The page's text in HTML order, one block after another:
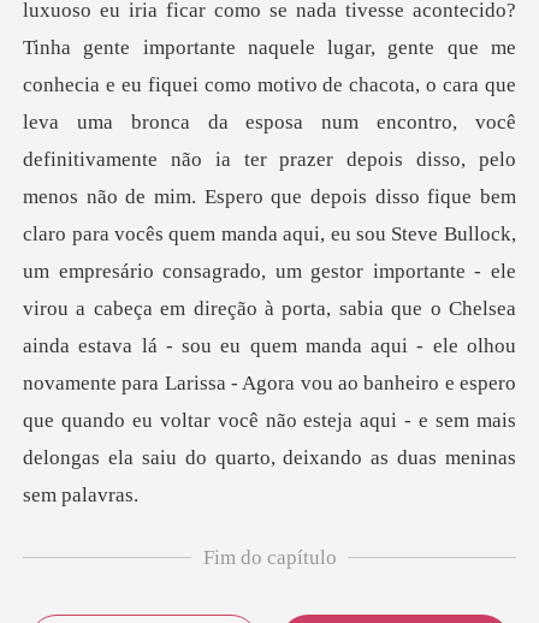
ivo de chacota, o cara que
leva uma bronca da esposa num encontro, você
definitivamente não ia ter prazer depois disso, pelo
menos não de mim. Espero que depois disso fique bem
claro para vocês quem manda aqui, eu sou Steve Bullock,
um empresário consagrado, um gestor importante - ele
Fim do capítulo